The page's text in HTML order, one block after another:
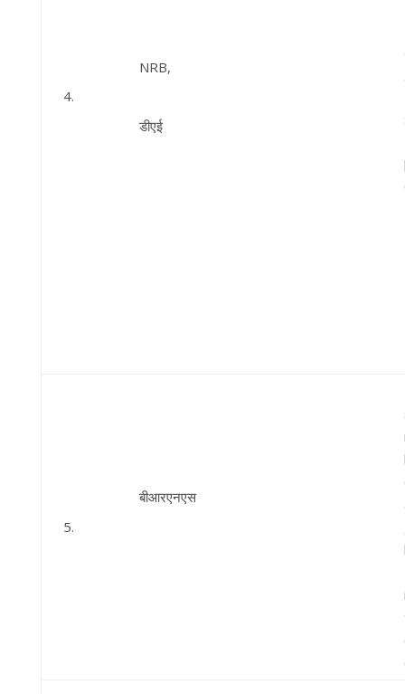
4.
NRB,
डीएई
5.
बीआरएनएस